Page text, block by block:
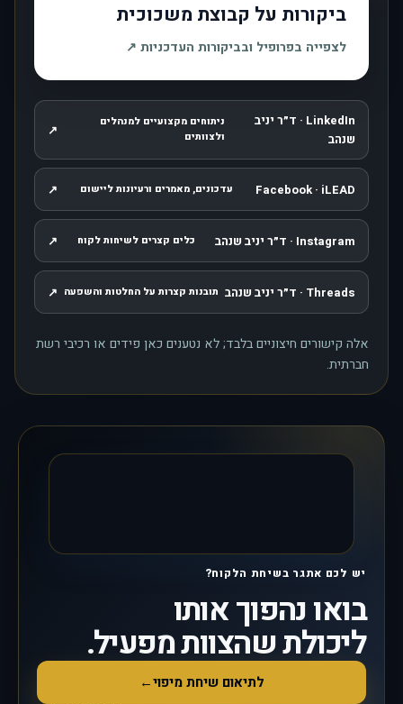
ביקורות על קבוצת משכוכית
לצפייה בפרופיל ובביקורות העדכניות ↗
LinkedIn · ד״ר יניב
שנהב
ניתוחים מקצועיים למנהלים
ולצוותים
↗ , נפתח בחלון חדש
Facebook · iLEAD עדכונים, מאמרים ורעיונות ליישום ↗ , נפתח בחלון חדש
Instagram · ד״ר יניב שנהב כלים קצרים לשיחות לקוח ↗ , נפתח בחלון חדש
Threads · ד״ר יניב שנהב תובנות קצרות על החלטות והשפעה ↗ , נפתח בחלון חדש
אלה קישורים חיצוניים בלבד; לא נטענים כאן פידים או רכיבי רשת
חברתית.
יש לכם אתגר בשיחת הלקוח?
בואו נהפוך אותו
ליכולת שהצוות מפעיל.
לתיאום שיחת מיפוי←